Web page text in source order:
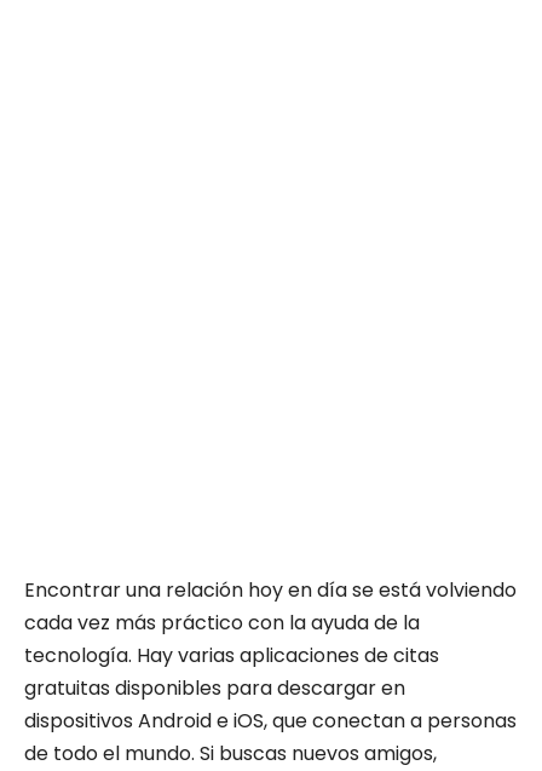
Encontrar una relación hoy en día se está volviendo
cada vez más práctico con la ayuda de la
tecnología. Hay varias aplicaciones de citas
gratuitas disponibles para descargar en
dispositivos Android e iOS, que conectan a personas
de todo el mundo. Si buscas nuevos amigos,